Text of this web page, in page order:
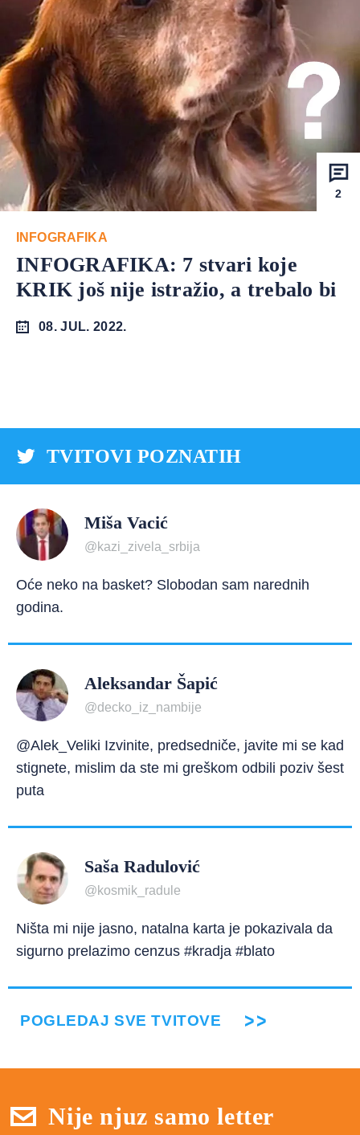
2
INFOGRAFIKA
INFOGRAFIKA: 7 stvari koje
KRIK još nije istražio, a trebalo bi
08. JUL. 2022.
TVITOVI POZNATIH
Miša Vacić
@kazi_zivela_srbija
Oće neko na basket? Slobodan sam narednih
godina.
Aleksandar Šapić
@decko_iz_nambije
@Alek_Veliki Izvinite, predsedniče, javite mi se kad
stignete, mislim da ste mi greškom odbili poziv šest
puta
Saša Radulović
@kosmik_radule
Ništa mi nije jasno, natalna karta je pokazivala da
sigurno prelazimo cenzus #kradja #blato
POGLEDAJ SVE TVITOVE
Nije njuz samo letter